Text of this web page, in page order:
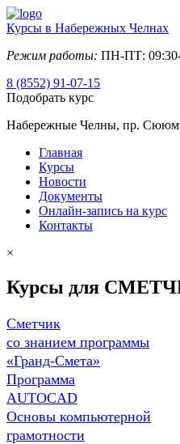
Курсы в Набережных Челнах
Режим работы: ПН-ПТ:
8 (8552) 91-07-15
Подобрать курс
Набережные Челны, пр.
Главная
Курсы
Новости
Документы
Онлайн-запись на курс
Контакты
×
Курсы для
Сметчик
со знанием программы
«Гранд-Смета»
Программа
AUTOCAD
Основы компьютерной
грамотности